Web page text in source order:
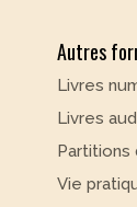
Autres
Livres
Livres
Partitions
Vie